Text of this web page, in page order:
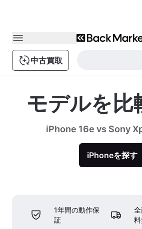
中古買取
モデルを比
iPhone 16e vs Sony
iPhoneを探す
1年間の動作保
証